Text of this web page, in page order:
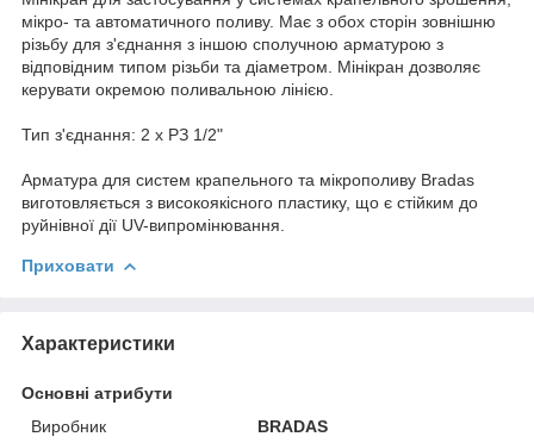
мікро- та автоматичного поливу. Має з обох сторін зовнішню
різьбу для з'єднання з іншою сполучною арматурою з
відповідним типом різьби та діаметром. Мінікран дозволяє
керувати окремою поливальною лінією.
Тип з'єднання: 2 х РЗ 1/2"
Арматура для систем крапельного та мікрополиву Bradas
виготовляється з високоякісного пластику, що є стійким до
руйнівної дії UV-випромінювання.
Приховати
Характеристики
Основні атрибути
Виробник
BRADAS